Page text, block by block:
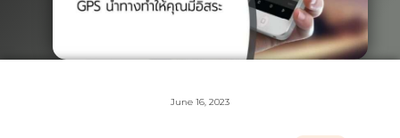
June 16, 2023